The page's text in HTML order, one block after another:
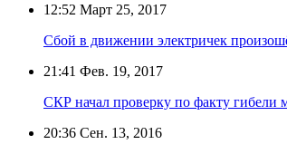
12:52 Март 25, 2017
Сбой в движении электричек
21:41 Фев. 19, 2017
СКР начал проверку по факту
20:36 Сен. 13, 2016